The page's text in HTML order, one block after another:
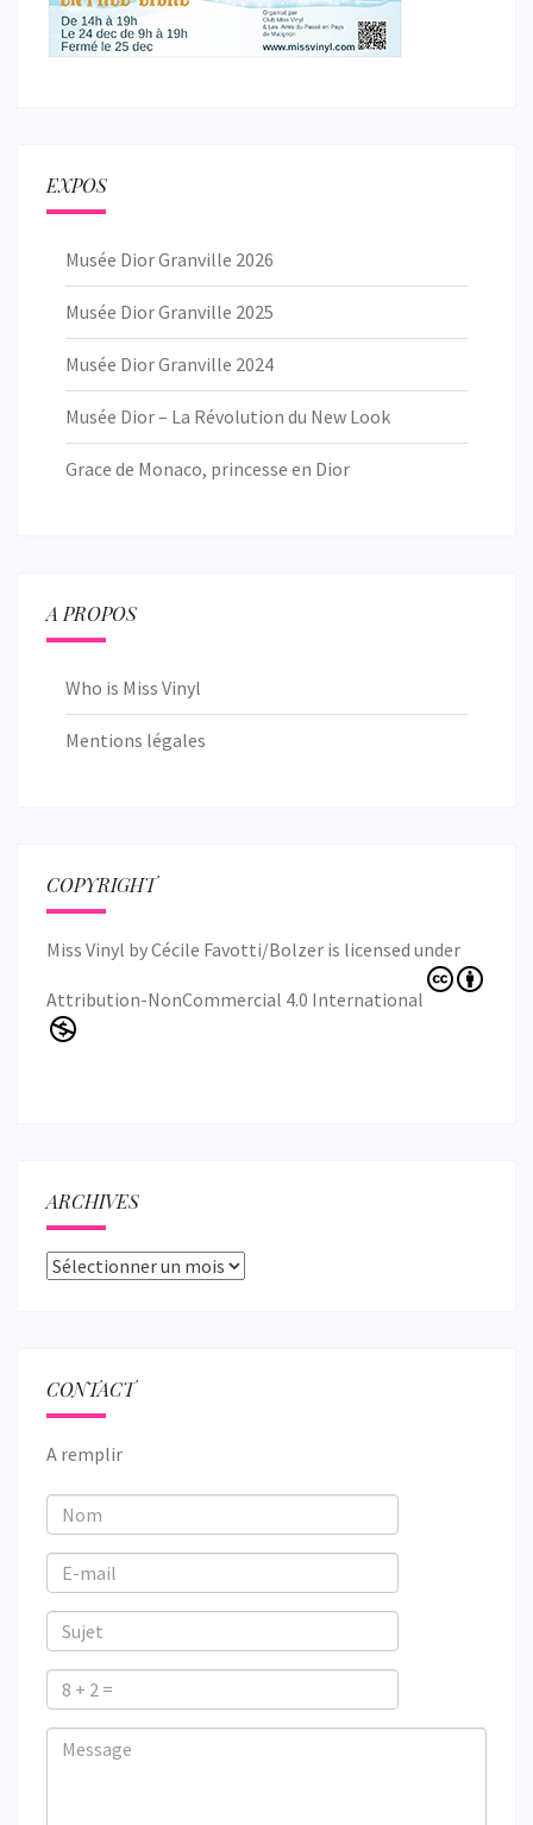
EXPOS
Musée Dior Granville 2026
Musée Dior Granville 2025
Musée Dior Granville 2024
Musée Dior – La Révolution du New Look
Grace de Monaco, princesse en Dior
A PROPOS
Who is Miss Vinyl
Mentions légales
COPYRIGHT
Miss Vinyl byCécile Favotti/Bolzer is licensed under
Attribution-NonCommercial 4.0 International
ARCHIVES
Archives
CONTACT
A remplir
Nom
mail
Sujet
+
Veuillez
Veuillez
Message